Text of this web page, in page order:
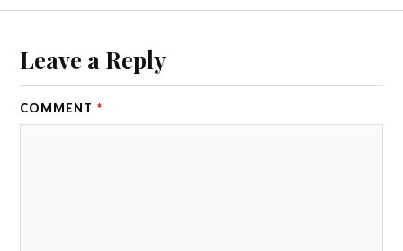
Leave a Reply
COMMENT *